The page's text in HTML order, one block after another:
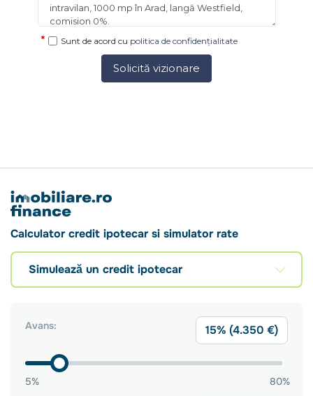
Sunt de acord cu politica de confidențialitate
Solicită vizionare